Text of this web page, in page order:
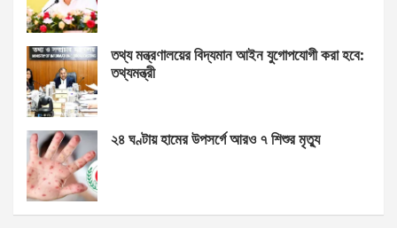
তথ্য মন্ত্রণালয়ের বিদ্যমান আইন যুগোপযোগী করা হবে:
তথ্যমন্ত্রী
২৪ ঘণ্টায় হামের উপসর্গে আরও ৭ শিশুর মৃত্যু